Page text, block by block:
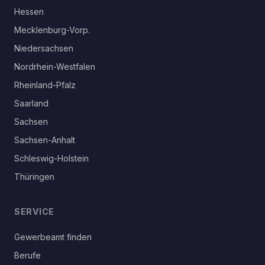
Hessen
Mecklenburg-Vorp.
Niedersachsen
Nordrhein-Westfalen
Rheinland-Pfalz
Saarland
Sachsen
Sachsen-Anhalt
Schleswig-Holstein
Thüringen
SERVICE
Gewerbeamt finden
Berufe